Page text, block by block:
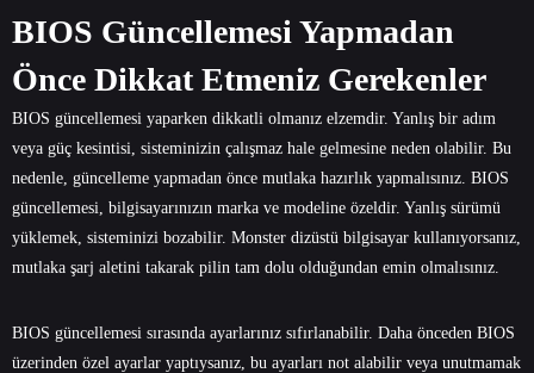
BIOS Güncellemesi Yapmadan
Önce Dikkat Etmeniz Gerekenler
BIOS güncellemesi yaparken dikkatli olmanız elzemdir. Yanlış bir adım
veya güç kesintisi, sisteminizin çalışmaz hale gelmesine neden olabilir. Bu
nedenle, güncelleme yapmadan önce mutlaka hazırlık yapmalısınız. BIOS
güncellemesi, bilgisayarınızın marka ve modeline özeldir. Yanlış sürümü
yüklemek, sisteminizi bozabilir. Monster dizüstü bilgisayar kullanıyorsanız,
mutlaka şarj aletini takarak pilin tam dolu olduğundan emin olmalısınız.
BIOS güncellemesi sırasında ayarlarınız sıfırlanabilir. Daha önceden BIOS
üzerinden özel ayarlar yaptıysanız, bu ayarları not alabilir veya unutmamak